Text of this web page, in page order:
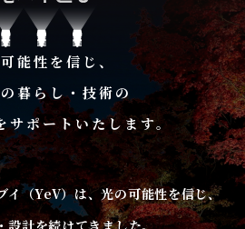
能性を信じ、
暮らし・技術の
サポートいたします。
イ（YeV）は、光の可能性を信じ、